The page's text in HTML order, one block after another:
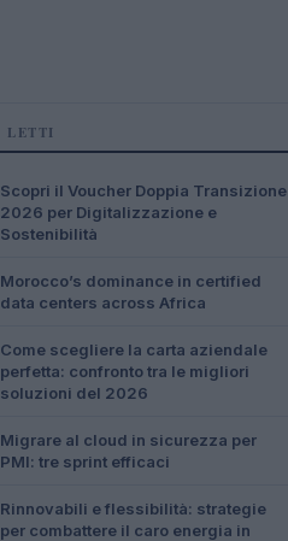
LETTI
Scopri il Voucher Doppia Transizione
2026 per Digitalizzazione e
Sostenibilità
Morocco’s dominance in certified
data centers across Africa
Come scegliere la carta aziendale
perfetta: confronto tra le migliori
soluzioni del 2026
Migrare al cloud in sicurezza per
PMI: tre sprint efficaci
Rinnovabili e flessibilità: strategie
per combattere il caro energia in